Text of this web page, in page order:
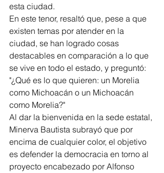
esta ciudad.
En este tenor, resaltó que, pese a que
existen temas por atender en la
ciudad, se han logrado cosas
destacables en comparación a lo que
se vive en todo el estado, y preguntó:
"¿Qué es lo que quieren: un Morelia
como Michoacán o un Michoacán
como Morelia?"
Al dar la bienvenida en la sede estatal,
Minerva Bautista subrayó que por
encima de cualquier color, el objetivo
es defender la democracia en torno al
proyecto encabezado por Alfonso